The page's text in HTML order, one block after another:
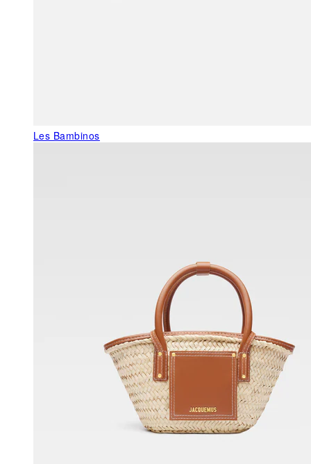
Les Bambinos